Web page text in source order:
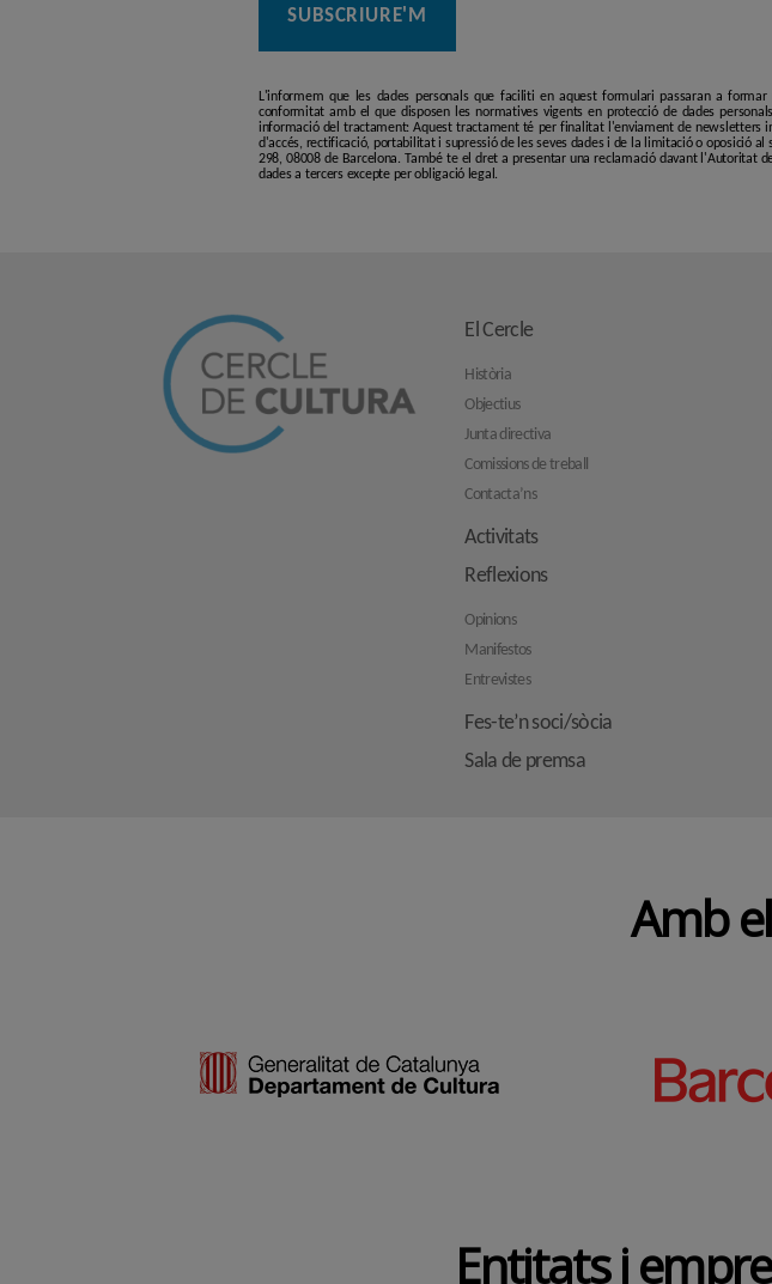
L'informem que les dades personals que faciliti en aquest formulari passaran a formar
conformitat amb el que disposen les normatives vigents en protecció de dades
informació del tractament: Aquest tractament té per finalitat l'enviament de newsletters
d'accés, rectificació, portabilitat i supressió de les seves dades i de la limitació o oposició al
298, 08008 de Barcelona. També te el dret a presentar una reclamació davant l'Autoritat
dades a tercers excepte per obligació legal.
El Cercle
Història
Objectius
Junta directiva
Comissions de treball
Contacta’ns
Activitats
Reflexions
Opinions
Manifestos
Entrevistes
Fes-te’n soci/sòcia
Sala de premsa
Amb
Entitats i